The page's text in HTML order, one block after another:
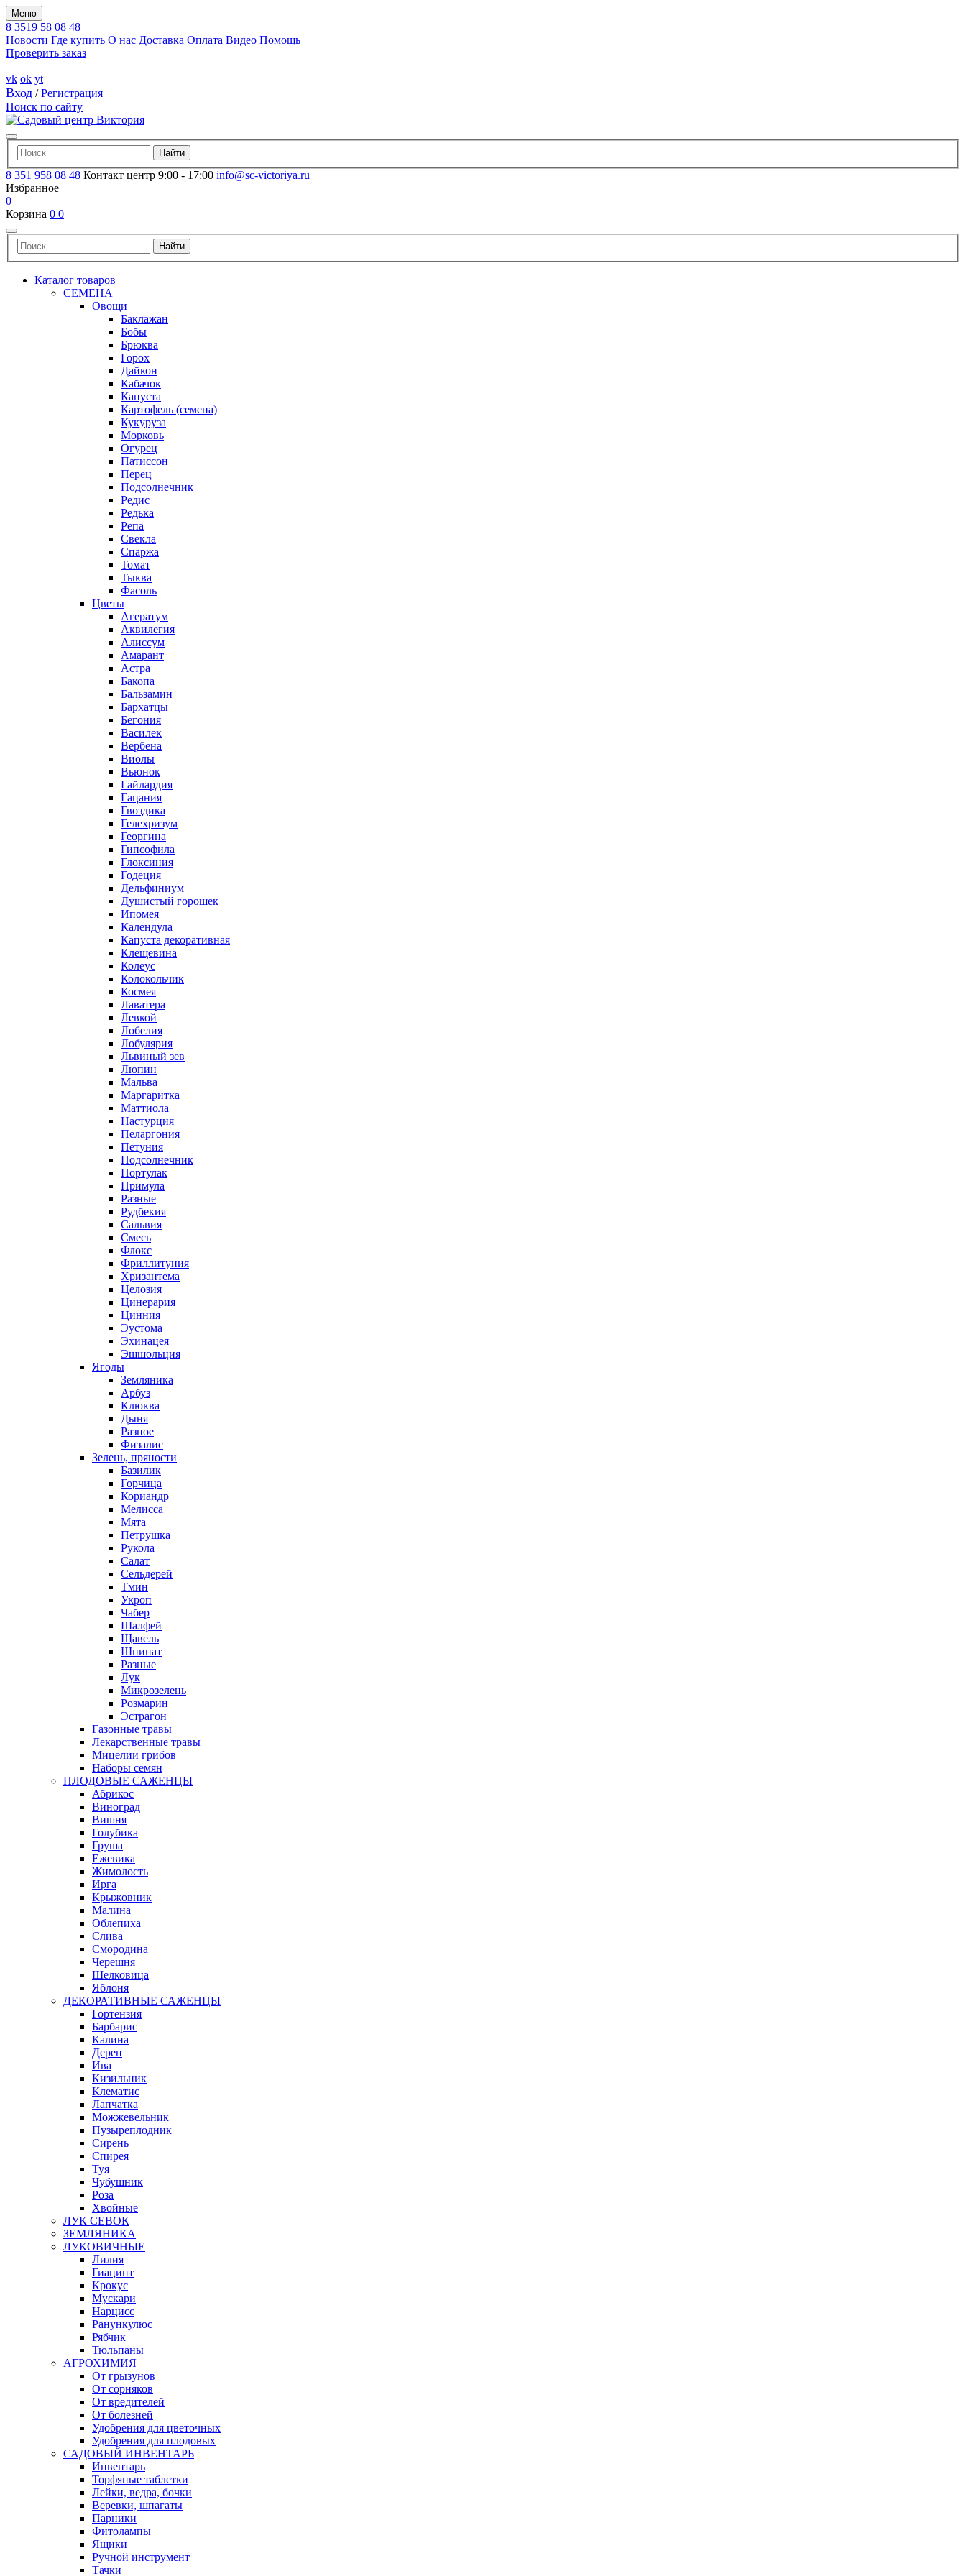
Меню
8 3519 58 08 48
Новости Где купить О нас Доставка Оплата Видео Помощь
Проверить заказ
vk ok yt
Вход /Регистрация
Поиск по сайту
8 351 958 08 48 Контакт центр 9:00 - 17:00 info@sc-victoriya.ru
Избранное
0
Корзина 0 0
Каталог товаров
СЕМЕНА
Овощи
Баклажан
Бобы
Брюква
Горох
Дайкон
Кабачок
Капуста
Картофель (семена)
Кукуруза
Морковь
Огурец
Патиссон
Перец
Подсолнечник
Редис
Редька
Репа
Свекла
Спаржа
Томат
Тыква
Фасоль
Цветы
Агератум
Аквилегия
Алиссум
Амарант
Астра
Бакопа
Бальзамин
Бархатцы
Бегония
Василек
Вербена
Виолы
Вьюнок
Гайлардия
Гацания
Гвоздика
Гелехризум
Георгина
Гипсофила
Глоксиния
Годеция
Дельфиниум
Душистый горошек
Ипомея
Календула
Капуста декоративная
Клещевина
Колеус
Колокольчик
Космея
Лаватера
Левкой
Лобелия
Лобулярия
Львиный зев
Люпин
Мальва
Маргаритка
Маттиола
Настурция
Пеларгония
Петуния
Подсолнечник
Портулак
Примула
Разные
Рудбекия
Сальвия
Смесь
Флокс
Фриллитуния
Хризантема
Целозия
Цинерария
Цинния
Эустома
Эхинацея
Эшшольция
Ягоды
Земляника
Арбуз
Клюква
Дыня
Разное
Физалис
Зелень, пряности
Базилик
Горчица
Кориандр
Мелисса
Мята
Петрушка
Рукола
Салат
Сельдерей
Тмин
Укроп
Чабер
Шалфей
Щавель
Шпинат
Разные
Лук
Микрозелень
Розмарин
Эстрагон
Газонные травы
Лекарственные травы
Мицелии грибов
Наборы семян
ПЛОДОВЫЕ САЖЕНЦЫ
Абрикос
Виноград
Вишня
Голубика
Груша
Ежевика
Жимолость
Ирга
Крыжовник
Малина
Облепиха
Слива
Смородина
Черешня
Шелковица
Яблоня
ДЕКОРАТИВНЫЕ САЖЕНЦЫ
Гортензия
Барбарис
Калина
Дерен
Ива
Кизильник
Клематис
Лапчатка
Можжевельник
Пузыреплодник
Сирень
Спирея
Туя
Чубушник
Роза
Хвойные
ЛУК СЕВОК
ЗЕМЛЯНИКА
ЛУКОВИЧНЫЕ
Лилия
Гиацинт
Крокус
Мускари
Нарцисс
Ранункулюс
Рябчик
Тюльпаны
АГРОХИМИЯ
От грызунов
От сорняков
От вредителей
От болезней
Удобрения для цветочных
Удобрения для плодовых
САДОВЫЙ ИНВЕНТАРЬ
Инвентарь
Торфяные таблетки
Лейки, ведра, бочки
Веревки, шпагаты
Парники
Фитолампы
Ящики
Ручной инструмент
Тачки